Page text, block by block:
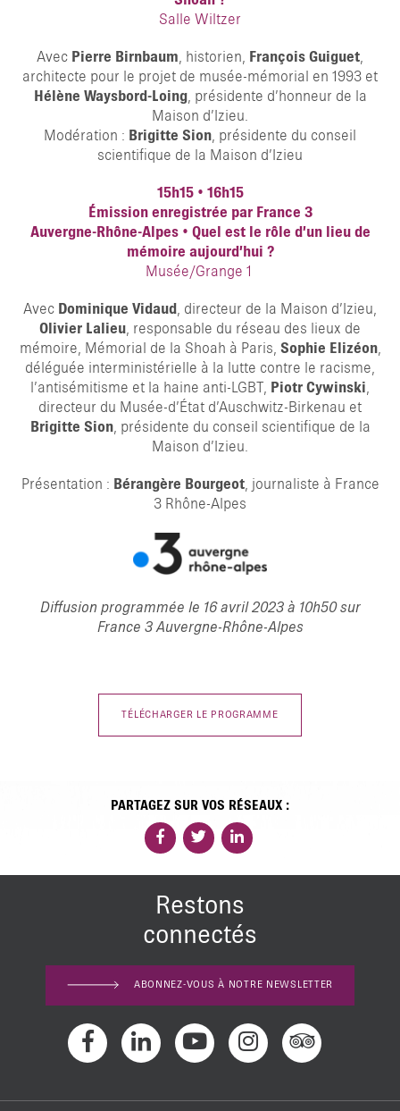
Salle Wiltzer
Avec Pierre Birnbaum, historien, François Guiguet,
architecte pour le projet de musée-mémorial en 1993 et
Hélène Waysbord-Loing, présidente d’honneur de la
Maison d’Izieu.
Modération : Brigitte Sion, présidente du conseil
scientifique de la Maison d’Izieu
15h15• 16h15
Émission enregistrée par France 3
Auvergne-Rhône-Alpes • Quel est le rôle d’un lieu de
mémoire aujourd’hui ?
Musée/Grange 1
Avec Dominique Vidaud, directeur de la Maison d’Izieu,
Olivier Lalieu, responsable du réseau des lieux de
mémoire, Mémorial de la Shoah à Paris, Sophie Elizéon,
déléguée interministérielle à la lutte contre le racisme,
l’antisémitisme et la haine anti-LGBT, Piotr Cywinski,
directeur du Musée-d’État d’Auschwitz-Birkenau et
Brigitte Sion, présidente du conseil scientifique de la
Maison d’Izieu.
Présentation : Bérangère Bourgeot, journaliste à France
3 Rhône-Alpes
Diffusion programmée le 16 avril 2023 à 10h50 sur
France 3 Auvergne-Rhône-Alpes
TÉLÉCHARGER LE PROGRAMME
PARTAGEZ SUR VOS RÉSEAUX :
Restons
connectés
ABONNEZ-VOUS À NOTRE NEWSLETTER